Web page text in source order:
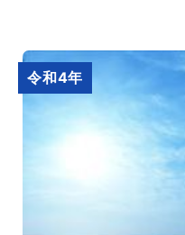
令和4年